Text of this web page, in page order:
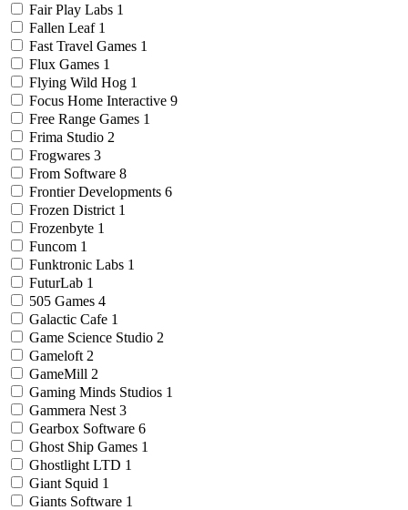
Fair Play Labs 1
Fallen Leaf 1
Fast Travel Games 1
Flux Games 1
Flying Wild Hog 1
Focus Home Interactive 9
Free Range Games 1
Frima Studio 2
Frogwares 3
From Software 8
Frontier Developments 6
Frozen District 1
Frozenbyte 1
Funcom 1
Funktronic Labs 1
FuturLab 1
505 Games 4
Galactic Cafe 1
Game Science Studio 2
Gameloft 2
GameMill 2
Gaming Minds Studios 1
Gammera Nest 3
Gearbox Software 6
Ghost Ship Games 1
Ghostlight LTD 1
Giant Squid 1
Giants Software 1